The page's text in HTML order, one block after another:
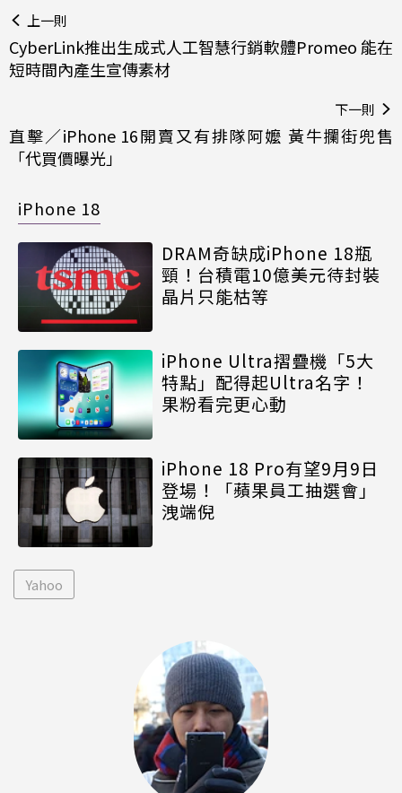
上一則
CyberLink推出生成式人工智慧行銷軟體Promeo 能在
短時間內產生宣傳素材
下一則
直擊／iPhone 16開賣又有排隊阿嬤 黃牛攔街兜售
「代買價曝光」
iPhone 18
DRAM奇缺成iPhone 18瓶
頸！台積電10億美元待封裝
晶片只能枯等
iPhone Ultra摺疊機「5大
特點」配得起Ultra名字！
果粉看完更心動
iPhone 18 Pro有望9月9日
登場！「蘋果員工抽選會」
洩端倪
Yahoo